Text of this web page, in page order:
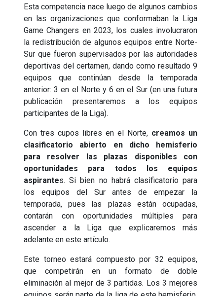
Esta competencia nace luego de algunos cambios
en las organizaciones que conformaban la Liga
Game Changers en 2023, los cuales involucraron
la redistribución de algunos equipos entre Norte-
Sur que fueron supervisados por las autoridades
deportivas del certamen, dando como resultado 9
equipos que continúan desde la temporada
anterior: 3 en el Norte y 6 en el Sur (en una futura
publicación presentaremos a los equipos
participantes de la Liga).
Con tres cupos libres en el Norte, creamos un
clasificatorio abierto en dicho hemisferio
para resolver las plazas disponibles con
oportunidades para todos los equipos
aspirantes. Si bien no habrá clasificatorio para
los equipos del Sur antes de empezar la
temporada, pues las plazas están ocupadas,
contarán con oportunidades múltiples para
ascender a la Liga que explicaremos más
adelante en este artículo.
Este torneo estará compuesto por 32 equipos,
que competirán en un formato de doble
eliminación al mejor de 3 partidas. Los 3 mejores